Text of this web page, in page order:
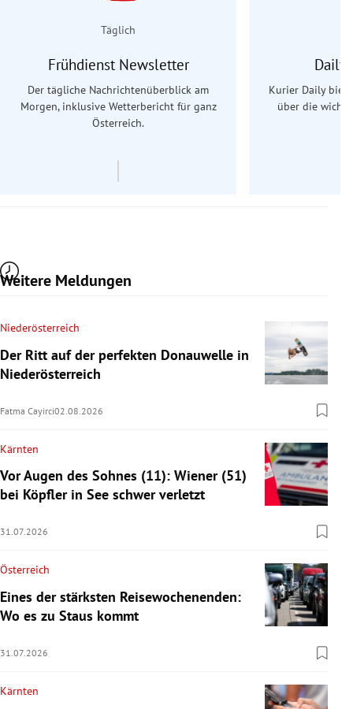
Täglich
Frühdienst Newsletter
Der tägliche Nachrichtenüberblick am
Morgen, inklusive Wetterbericht für ganz
Österreich.
Daily
Kurier Daily
über die
Weitere Meldungen
Niederösterreich
Der Ritt auf der perfekten Donauwelle in
Niederösterreich
Fatma Cayirci02.08.2026
Kärnten
Vor Augen des Sohnes (11): Wiener (51)
bei Köpfler in See schwer verletzt
31.07.2026
Österreich
Eines der stärksten Reisewochenenden:
Wo es zu Staus kommt
31.07.2026
Kärnten